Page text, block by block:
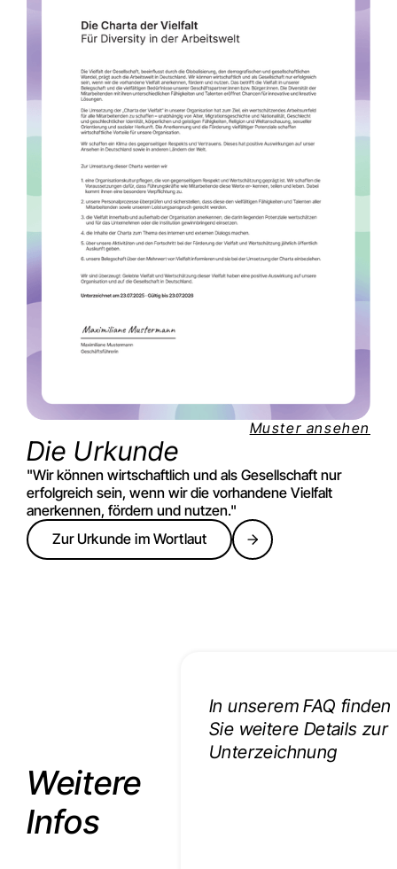
Muster ansehen
Die Urkunde
"Wir können wirtschaftlich und als Gesellschaft nur
erfolgreich sein, wenn wir die vorhandene Vielfalt
anerkennen, fördern und nutzen."
Zur Urkunde im Wortlaut
Weitere
Infos
In unserem FAQ finden
Sie weitere Details zur
Unterzeichnung